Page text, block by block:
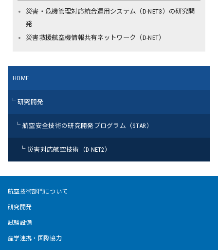
災害・危機管理対応統合運用システム（D-NET3）の研究開
発
災害救援航空機情報共有ネットワーク（D-NET）
HOME
研究開発
航空安全技術の研究開発プログラム（STAR）
災害対応航空技術（D-NET2）
航空技術部門について
研究開発
試験設備
産学連携・国際協力